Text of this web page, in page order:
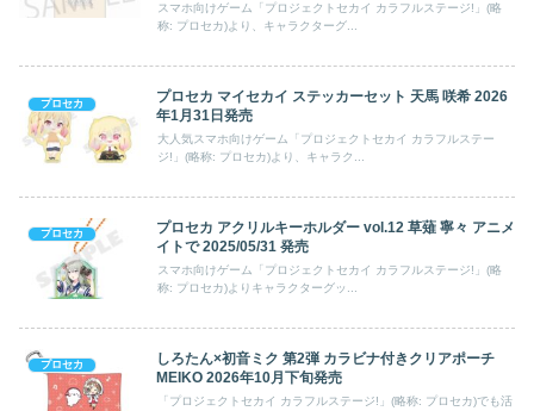
スマホ向けゲーム「プロジェクトセカイ カラフルステージ!」(略
称: プロセカ)より、キャラクターグ...
プロセカ
プロセカ マイセカイ ステッカーセット 天馬 咲希 2026
年1月31日発売
大人気スマホ向けゲーム「プロジェクトセカイ カラフルステー
ジ!」(略称: プロセカ)より、キャラク...
プロセカ
プロセカ アクリルキーホルダー vol.12 草薙 寧々 アニメ
イトで 2025/05/31 発売
スマホ向けゲーム「プロジェクトセカイ カラフルステージ!」(略
称: プロセカ)よりキャラクターグッ...
プロセカ
しろたん×初音ミク 第2弾 カラビナ付きクリアポーチ
MEIKO 2026年10月下旬発売
「プロジェクトセカイ カラフルステージ!」(略称: プロセカ)でも活